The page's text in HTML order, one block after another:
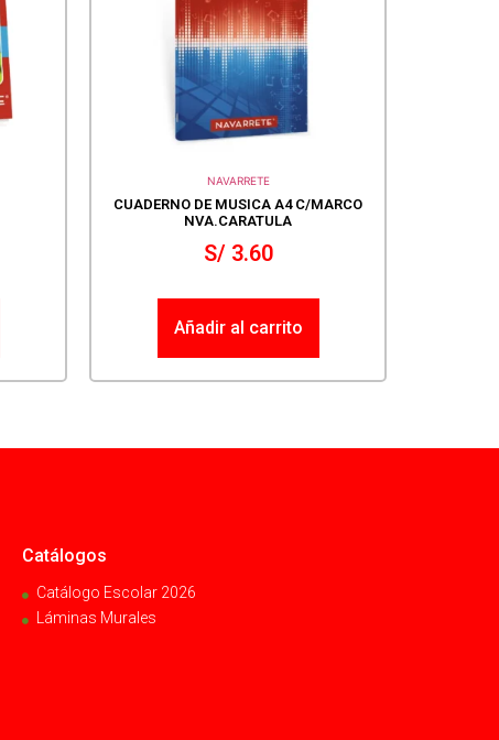
NAVARRETE
CUADERNO DE MUSICA A4 C/MARCO
NVA.CARATULA
S/3.60
Añadir al carrito
Catálogos
Catálogo Escolar 2026
Láminas Murales